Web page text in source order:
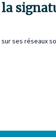
ses réseaux